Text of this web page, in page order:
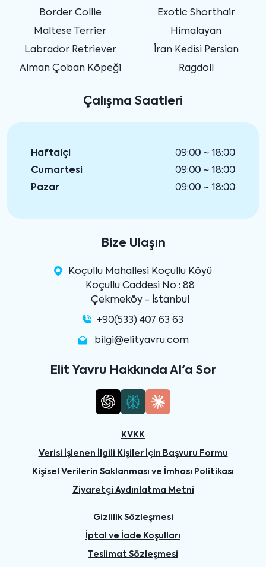
Border Collie
Maltese Terrier
Labrador Retriever
Alman Çoban Köpeği
Exotic Shorthair
Himalayan
İran Kedisi Persian
Ragdoll
Çalışma Saatleri
Haftaiçi
09:00 ~ 18:00
Cumartesi
09:00 ~ 18:00
Pazar
09:00 ~ 18:00
Bize Ulaşın
Koçullu Mahallesi Koçullu Köyü
Koçullu Caddesi No : 88
Çekmeköy - İstanbul
+90(533) 407 63 63
bilgi@elityavru.com
Elit Yavru Hakkında AI'a Sor
KVKK
Verisi İşlenen İlgili Kişiler İçin Başvuru Formu
Kişisel Verilerin Saklanması ve İmhası Politikası
Ziyaretçi Aydınlatma Metni
Gizlilik Sözleşmesi
İptal ve İade Koşulları
Teslimat Sözleşmesi